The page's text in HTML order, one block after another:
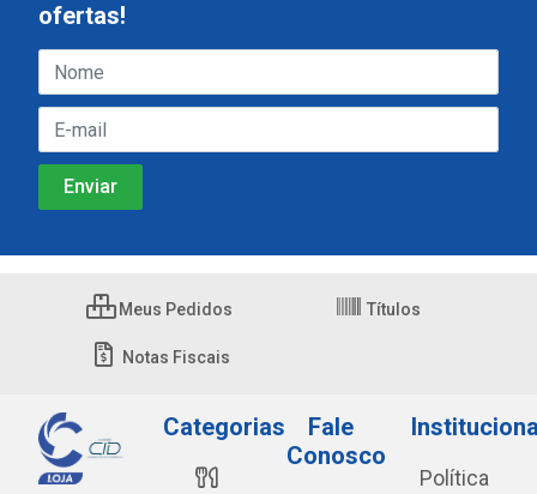
ofertas!
Meus Pedidos Títulos
Notas Fiscais
Categorias
Fale
Conosco
Política